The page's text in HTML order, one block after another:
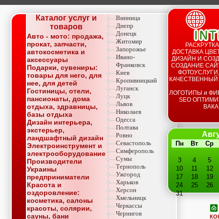
Каталог услуг и
товаров
Авто - мото: продажа,
прокат, запчасти,
автокосметика и
аксессуары
Подарки, сувениры:
товары для него, для
нее, для детей
Гостиницы, отели,
пансионаты, дома
отдыха, здравницы,
базы отдыха
Дизайн интерьера,
экстерьер,
ландшафтный дизайн
Электроинструмент и
электрооборудование
Производители
Украины
предприниматели
Красота и
оздоровление:
косметика, салоны
красоты, солярии,
сауны, бани
Винница
Днепр
Донецк
Житомир
Запорожье
Ивано-
Франковск
Киев
Кропивницкий
Луганск
Луцк
Львов
Николаев
Одесса
Полтава
Ровно
Севастополь
Симферополь
Сумы
Тернополь
Ужгород
Харьков
Херсон
Хмельницк
Черкассы
Чернигов
ДОСТАВКА
ДИЗАЙН И
СОЗДАНИЕ
ЛОГОТИПЫ и
SEO
Пн Вт Ср
3 4
5
10
11
12
17
18
19
24
25
26
31